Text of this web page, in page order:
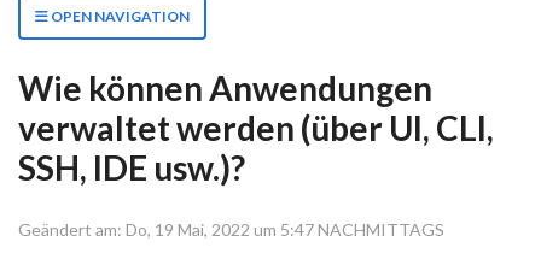
OPEN NAVIGATION
Wie können Anwendungen
verwaltet werden (über UI, CLI,
SSH, IDE usw.)?
Geändert am: Do, 19 Mai, 2022 um 5:47 NACHMITTAGS